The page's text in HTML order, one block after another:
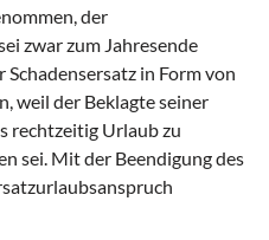
der
zwar zum Jahresende
in Form von
weil der Beklagte seiner
rechtzeitig Urlaub zu
sei. Mit der Beendigung des